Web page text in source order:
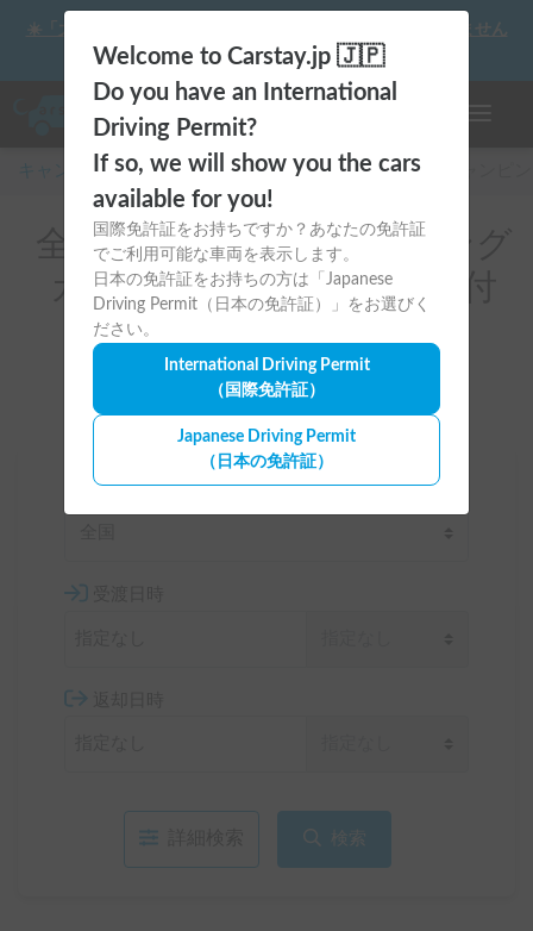
Welcome to Carstay.jp 🇯🇵
Do you have an International
Driving Permit?
If so, we will show you the cars
available for you!
国際免許証をお持ちですか？あなたの免許証
でご利用可能な車両を表示します。
日本の免許証をお持ちの方は「Japanese
Driving Permit（日本の免許証）」をお選びく
ださい。
International Driving Permit
（国際免許証）
Japanese Driving Permit
（日本の免許証）
☀️「大曲の花火」をキャンピングカーで最高の思い出にしません
か？
キャンピングカー・車中泊スポット予約はCarstay
全国のレンタルキャンピング
カー(ドライブレコーダー付
場所
検索